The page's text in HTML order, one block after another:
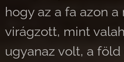
hogy az a fa azon
virágzott, mint
ugyanaz volt, a föld